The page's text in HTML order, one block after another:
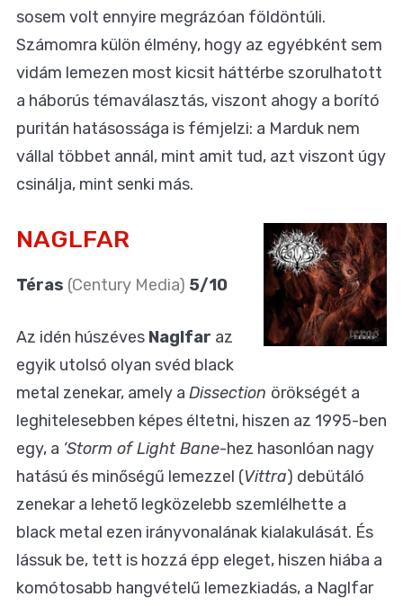
sosem volt ennyire megrázóan földöntúli.
Számomra külön élmény, hogy az egyébként sem
vidám lemezen most kicsit háttérbe szorulhatott
a háborús témaválasztás, viszont ahogy a borító
puritán hatásossága is fémjelzi: a Marduk nem
vállal többet annál, mint amit tud, azt viszont úgy
csinálja, mint senki más.
NAGLFAR
Téras (Century Media) 5/10
Az idén húszéves Naglfar az
egyik utolsó olyan svéd black
metal zenekar, amely a Dissection örökségét a
leghitelesebben képes éltetni, hiszen az 1995-ben
egy, a ’Storm of Light Bane-hez hasonlóan nagy
hatású és minőségű lemezzel (Vittra) debütáló
zenekar a lehető legközelebb szemlélhette a
black metal ezen irányvonalának kialakulását. És
lássuk be, tett is hozzá épp eleget, hiszen hiába a
komótosabb hangvételű lemezkiadás, a Naglfar